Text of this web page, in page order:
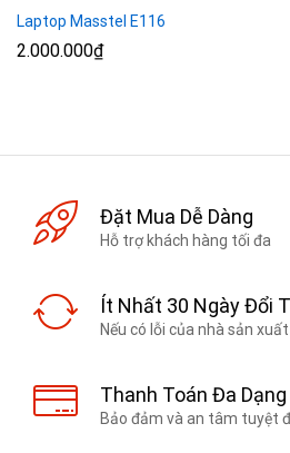
Laptop Masstel E116
2.000.000₫
Đặt Mua Dễ Dàng
Hỗ trợ khách hàng tối đa
Ít Nhất 30 Ngày Đổi
Nếu có lỗi của nhà sản xuất
Thanh Toán Đa Dạng
Bảo đảm và an tâm tuyệt